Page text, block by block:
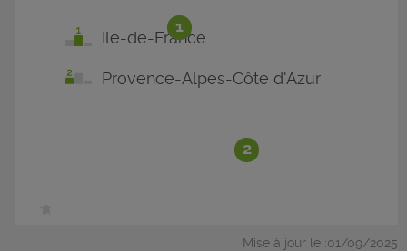
1
2
Ile-de-France
Provence-Alpes-Côte d'Azur
Mise à jour le :01/09/2025